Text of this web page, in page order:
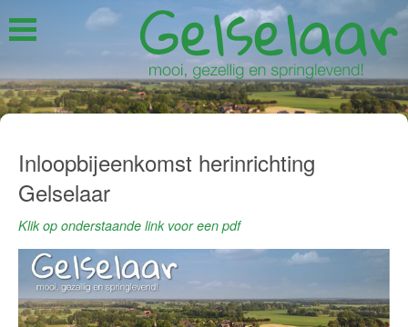
Inloopbijeenkomst herinrichting
Gelselaar
Klik op onderstaande link voor een pdf